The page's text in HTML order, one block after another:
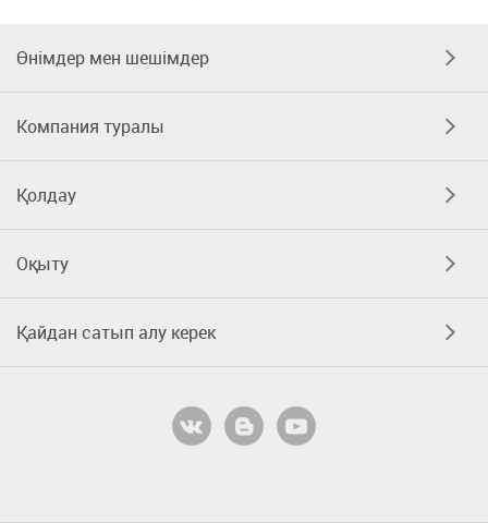
Өнімдер мен шешімдер
Компания туралы
Қолдау
Оқыту
Қайдан сатып алу керек